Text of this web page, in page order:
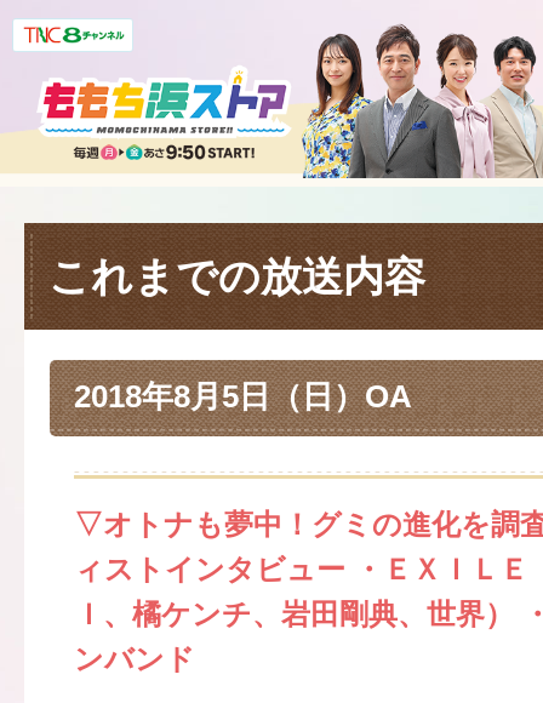
これまでの放送内容
2018年8月5日（日）OA
▽オトナも夢中！グミの進化を調
ィストインタビュー ・ＥＸＩＬＥ
Ｉ、橘ケンチ、岩田剛典、世界）
ンバンド